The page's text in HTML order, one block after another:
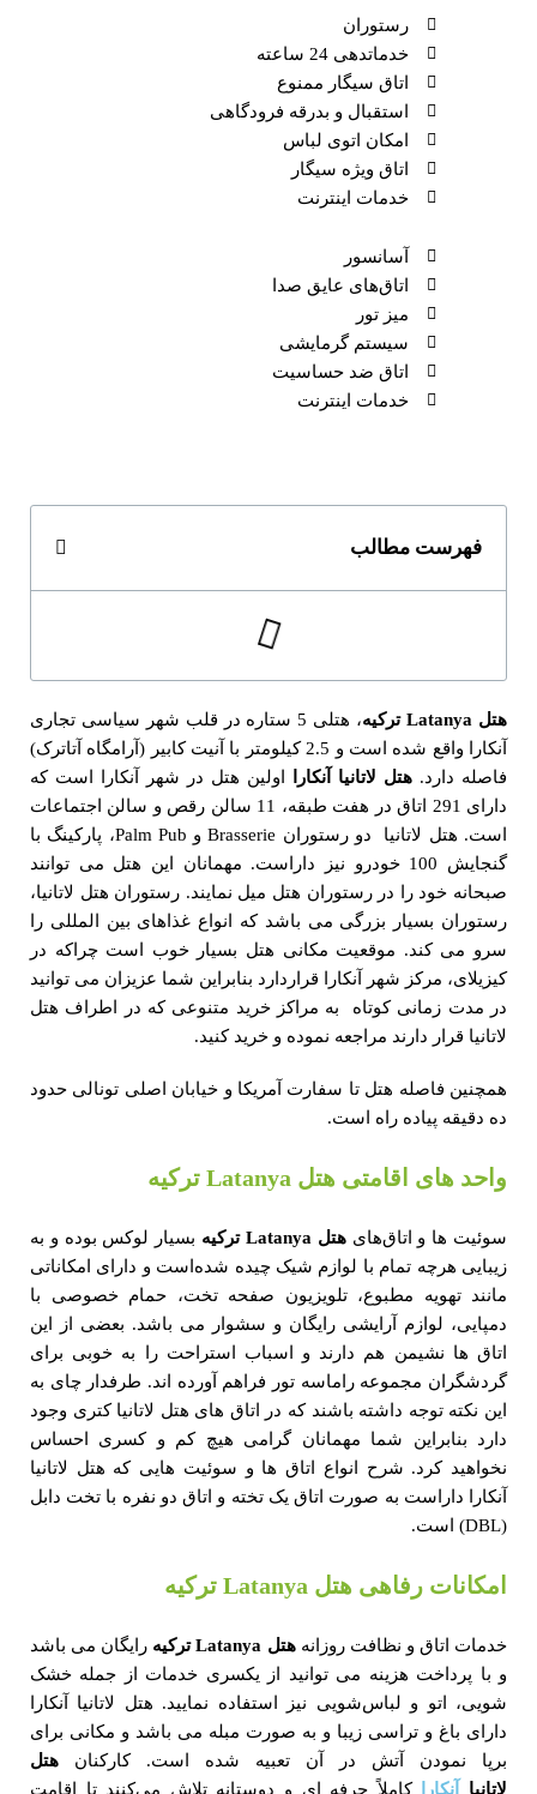
رستوران
خدماتدهی 24 ساعته
اتاق سیگار ممنوع
استقبال و بدرقه فرودگاهی
امکان اتوی لباس
اتاق ویژه سیگار
خدمات اینترنت
آسانسور
اتاق‌های عایق صدا
میز تور
سیستم گرمایشی
اتاق ضد حساسیت
خدمات اینترنت
فهرست مطالب
هتل Latanyaترکیه
، هتلی 5 ستاره در قلب شهر سیاسی تجاری
آنکارا واقع شده است و 2.5 کیلومتر با آنیت کابیر (آرامگاه آتاترک)
فاصله دارد. هتل لاتانیا آنکارا اولین هتل در شهر آنکارا است که
دارای 291 اتاق در هفت طبقه، 11 سالن رقص و سالن اجتماعات
است. هتل لاتانیا دو رستوران Brasserie و Palm Pub، پارکینگ با
گنجایش 100 خودرو نیز داراست. مهمانان این هتل می توانند
صبحانه خود را در رستوران هتل میل نمایند. رستوران هتل لاتانیا،
رستوران بسیار بزرگی می باشد که انواع غذاهای بین المللی را
سرو می کند. موقعیت مکانی هتل بسیار خوب است چراکه در
کیزیلای، مرکز شهر آنکارا قراردارد بنابراین شما عزیزان می توانید
در مدت زمانی کوتاه به مراکز خرید متنوعی که در اطراف هتل
لاتانیا قرار دارند مراجعه نموده و خرید کنید.
همچنین فاصله هتل تا سفارت آمریکا و خیابان اصلی تونالی حدود
ده دقیقه پیاده راه است.
واحد های اقامتی هتل Latanya ترکیه
سوئیت ها و اتاق‌هایهتل Latanya ترکیه بسیار لوکس بوده و به
زیبایی هرچه تمام با لوازم شیک چیده شده‌است و دارای امکاناتی
مانند تهویه مطبوع، تلویزیون صفحه‌ تخت، حمام خصوصی با
دمپایی، لوازم آرایشی رایگان و سشوار می باشد. بعضی از این
اتاق‌ ها نشیمن هم دارند و اسباب استراحت را به خوبی برای
گردشگران مجموعه راماسه تور فراهم آورده اند. طرفدار چای به
این نکته توجه داشته باشند که در اتاق‌ های هتل لاتانیا کتری وجود
دارد بنابراین شما مهمانان گرامی هیچ کم و کسری احساس
نخواهید کرد. شرح انواع اتاق ها و سوئیت هایی که هتل لاتانیا
آنکارا داراست به صورت اتاق یک تخته و اتاق دو نفره با تخت دابل
(DBL) است.
امکانات رفاهی هتل Latanya ترکیه
خدمات اتاق و نظافت روزانههتل Latanyaترکیه رایگان می باشد
و با پرداخت هزینه می‌ توانید از یکسری خدمات از جمله خشک‌
شویی، اتو و لباس‌شویی نیز استفاده نمایید. هتل لاتانیا آنکارا
دارای باغ و تراسی زیبا و به صورت مبله می باشد و مکانی برای
برپا نمودن آتش در آن تعبیه شده است. کارکنان هتل
لاتانیا
آنکارا کاملاً حرفه‌ ای و دوستانه تلاش می‌کنند تا اقامت